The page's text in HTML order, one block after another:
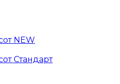
NEW
Стандарт